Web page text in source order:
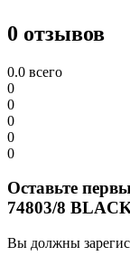
0 отзывов
0.0 всего
0
0
0
0
0
Оставьте
74803/8
Вы должны